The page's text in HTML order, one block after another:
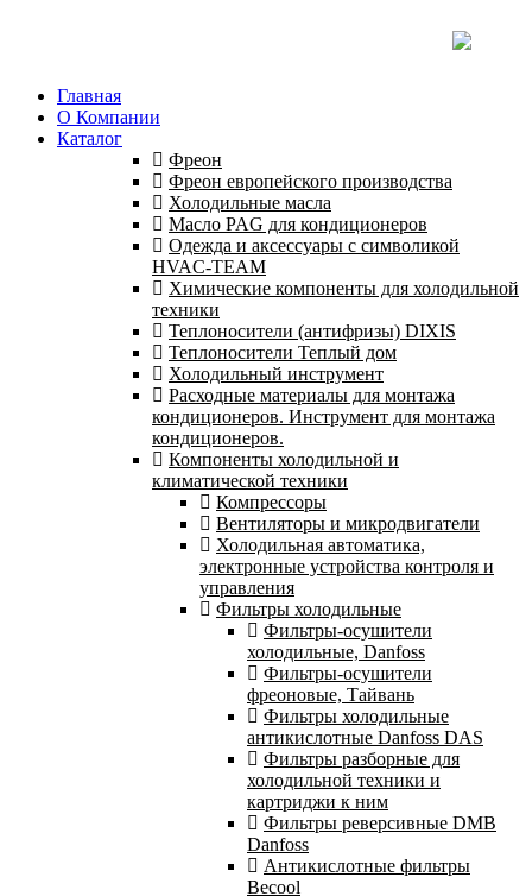
Главная
О Компании
Каталог
Фреон
Фреон европейского производства
Холодильные масла
Масло PAG для кондиционеров
Одежда и аксессуары с символикой
HVAC-TEAM
Химические компоненты для холодильной
техники
Теплоносители (антифризы) DIXIS
Теплоносители Теплый дом
Холодильный инструмент
Расходные материалы для монтажа
кондиционеров. Инструмент для монтажа
кондиционеров.
Компоненты холодильной и
климатической техники
Компрессоры
Вентиляторы и микродвигатели
Холодильная автоматика,
электронные устройства контроля и
управления
Фильтры холодильные
Фильтры-осушители
холодильные, Danfoss
Фильтры-осушители
фреоновые, Тайвань
Фильтры холодильные
антикислотные Danfoss DAS
Фильтры разборные для
холодильной техники и
картриджи к ним
Фильтры реверсивные DMB
Danfoss
Антикислотные фильтры
Becool